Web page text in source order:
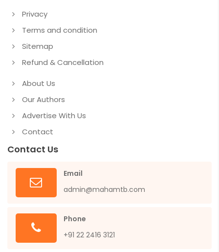
Privacy
Terms and condition
Sitemap
Refund & Cancellation
About Us
Our Authors
Advertise With Us
Contact
Contact Us
Email
admin@mahamtb.com
Phone
+91 22 2416 3121